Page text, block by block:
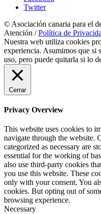
Twitter
© Asociación canaria para el
Atención /Política de
Nuestra web utiliza cookies
experiencia. Asumimos que si
uso, pero puede quitarla si lo
Cerrar
Privacy Overview
This website uses cookies to
navigate through the website.
categorized as necessary are
essential for the working of
also use third-party cookies
you use this website. These
only with your consent. You
cookies. But opting out of
browsing experience.
Necessary